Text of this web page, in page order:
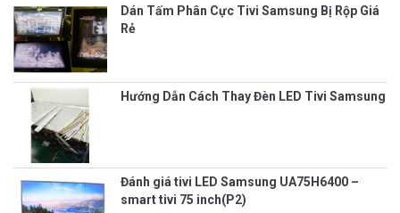
Dán Tấm Phân Cực Tivi Samsung Bị Rộp Giá
Rẻ
Hướng Dẫn Cách Thay Đèn LED Tivi Samsung
Đánh giá tivi LED Samsung UA75H6400 –
smart tivi 75 inch(P2)